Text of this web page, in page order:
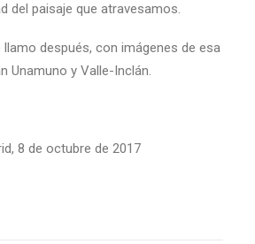
del paisaje que atravesamos.
llamo después, con imágenes de esa
Unamuno y Valle-Inclán.
8 de octubre de 2017